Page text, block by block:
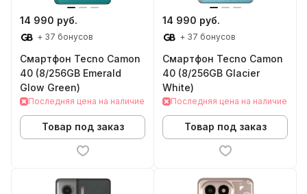
14 990 руб.
+ 37 бонусов
Смартфон Tecno Camon
40 (8/256GB Emerald
Glow Green)
Последняя цена на наличие
Товар под заказ
14 990 руб.
+ 37 бонусов
Смартфон Tecno Camon
40 (8/256GB Glacier
White)
Последняя цена на наличие
Товар под заказ